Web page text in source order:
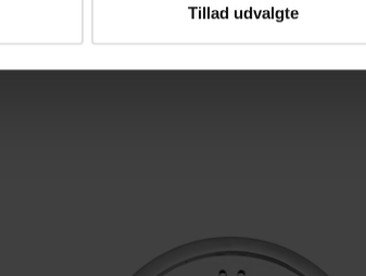
Tillad udvalgte